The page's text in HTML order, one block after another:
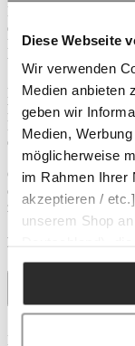
Diese Webseite
Wir verwenden
Medien anbieten
geben wir
Medien,
möglicherweise
im Rahmen Ihrer
akzeptieren /
unserem Shop
Zwecken (z.B.
den individuellen
Das Highlight dieses
der diskret im
Bettwäsche, Kissen
und haben sie
Mit seinem zeitlosen
harmonisch in
Details und die
echten Hingucker im
Gönnen Sie sich mit
erholsamen Schlaf,
zusätzlichen
Produktdetails